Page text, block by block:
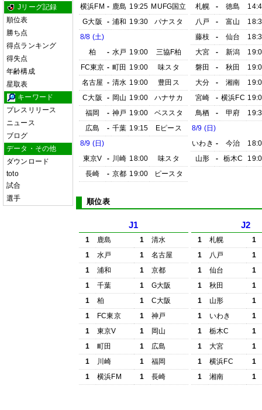
Jリーグ記録
順位表
勝ち点
得点ランキング
得失点
年齢構成
星取表
キーワード
プレスリリース
ニュース
ブログ
データ・その他
ダウンロード
toto
試合
選手
横浜FM - 鹿島 19:25 MUFG国立
G大阪
- 浦和 19:30
パナスタ
8/8 (土)
柏
- 水戸 19:00
三協F柏
FC東京 - 町田 19:00
味スタ
名古屋 - 清水 19:00
豊田ス
C大阪
- 岡山 19:00
ハナサカ
福岡
- 神戸 19:00
ベススタ
広島
- 千葉 19:15
Eピース
8/9 (日)
東京V
- 川崎 18:00
味スタ
長崎
- 京都 19:00 ピースタ
札幌
- 徳島
八戸
- 富山
藤枝
- 仙台
大宮
- 新潟
磐田
- 秋田
大分
- 湘南
宮崎
- 横浜FC
鳥栖
- 甲府
8/9 (日)
いわき - 今治
山形
- 栃木C
順位表
J1
1 鹿島 1
清水
1
水戸 1
名古屋
1
浦和 1
京都
1
千葉 1
G大阪
1
柏 1
C大阪
1
FC東京 1
神戸
1
東京V 1
岡山
1
町田 1
広島
1
川崎 1
福岡
1
横浜FM 1 長崎
J2
1 札幌
1
1
八戸
1
1
仙台
1
1
秋田
1
1
山形
1
1
いわき
1
1
栃木C
1
1
大宮
1
1
横浜FC
1
1
湘南 1